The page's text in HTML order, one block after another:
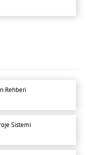
Rehberi
Sistemi